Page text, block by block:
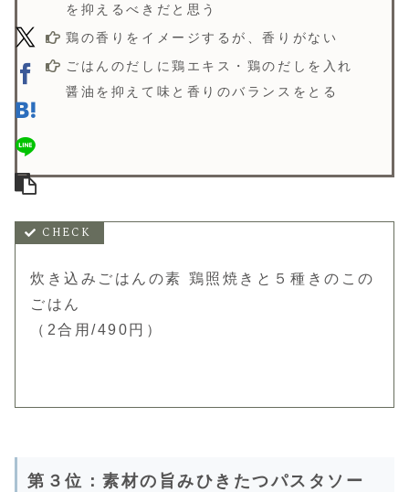
を抑えるべきだと思う
鶏の香りをイメージするが、香りがない
ごはんのだしに鶏エキス・鶏のだしを入れ
醤油を抑えて味と香りのバランスをとる
炊き込みごはんの素 鶏照焼きと５種きのこの
ごはん
（2合用/490円）
第３位：素材の旨みひきたつパスタソー